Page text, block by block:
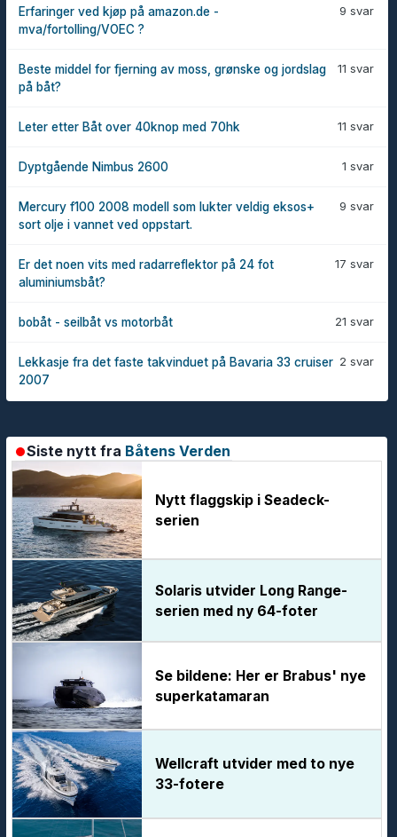
9 svar
Erfaringer ved kjøp på amazon.de -
mva/fortolling/VOEC ?
11 svar
Beste middel for fjerning av moss, grønske og jordslag
på båt?
11 svar
Leter etter Båt over 40knop med 70hk
1 svar
Dyptgående Nimbus 2600
9 svar
Mercury f100 2008 modell som lukter veldig eksos+
sort olje i vannet ved oppstart.
17 svar
Er det noen vits med radarreflektor på 24 fot
aluminiumsbåt?
21 svar
bobåt - seilbåt vs motorbåt
2 svar
Lekkasje fra det faste takvinduet på Bavaria 33 cruiser
2007
Siste nytt fra Båtens Verden
Nytt flaggskip i Seadeck-
serien
Solaris utvider Long Range-
serien med ny 64-foter
Se bildene: Her er Brabus' nye
superkatamaran
Wellcraft utvider med to nye
33-fotere